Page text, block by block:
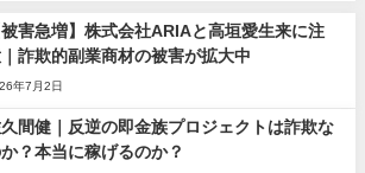
被害急増】株式会社ARIAと高垣愛生来に注
詐欺的副業商材の被害が拡大中
年7月2日
間健｜反逆の即金族プロジェクトは詐欺な
？本当に稼げるのか？